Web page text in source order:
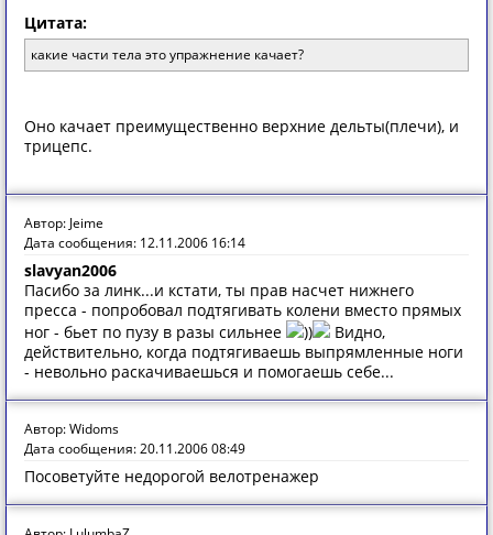
Цитата:
какие части тела это упражнение качает?
Оно качает преимущественно верхние дельты(плечи), и
трицепс.
Автор: Jeime
Дата сообщения: 12.11.2006 16:14
slavyan2006
Пасибо за линк...и кстати, ты прав насчет нижнего
пресса - попробовал подтягивать колени вместо прямых
ног - бьет по пузу в разы сильнее
))
Видно,
действительно, когда подтягиваешь выпрямленные ноги
- невольно раскачиваешься и помогаешь себе...
Автор: Widoms
Дата сообщения: 20.11.2006 08:49
Посоветуйте недорогой велотренажер